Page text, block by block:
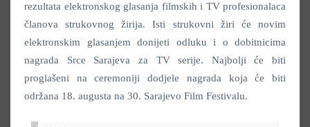
rezultata elektronskog glasanja filmskih i TV profesionalaca
članova strukovnog žirija. Isti strukovni žiri će novim
elektronskim glasanjem donijeti odluku i o dobitnicima
nagrada Srce Sarajeva za TV serije. Najbolji će biti
proglašeni na ceremoniji dodjele nagrada koja će biti
održana 18. augusta na 30. Sarajevo Film Festivalu.